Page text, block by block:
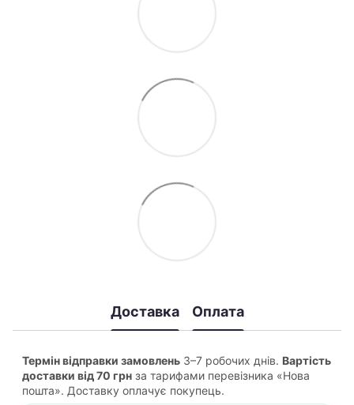
Доставка Оплата
Термін відправки замовлень 3–7 робочих днів. Вартість
доставки від 70 грн за тарифами перевізника «Нова
пошта». Доставку оплачує покупець.